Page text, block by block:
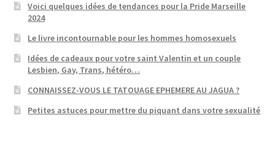
Voici quelques idées de tendances pour la Pride Marseille
2024
Le livre incontournable pour les hommes homosexuels
Idées de cadeaux pour votre saint Valentin et un couple
Lesbien, Gay, Trans, hétéro…
CONNAISSEZ-VOUS LE TATOUAGE EPHEMERE AU JAGUA ?
Petites astuces pour mettre du piquant dans votre sexualité